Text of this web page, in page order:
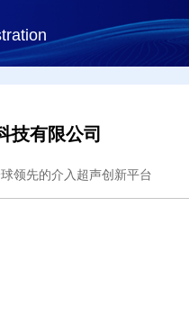
技有限公司
先的介入超声创新平台